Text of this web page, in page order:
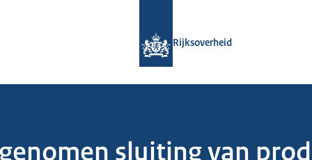
Rijksoverheid
sluiting van